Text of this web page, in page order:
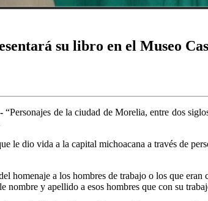
su libro en el Museo
“Personajes de la ciudad de Morelia, entre dos
le dio vida a la capital michoacana a través de
homenaje a los hombres de trabajo o los que
y apellido a esos hombres que con su